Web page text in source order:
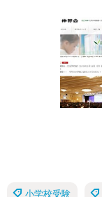
小学校受験